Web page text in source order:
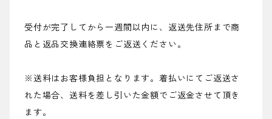
受付が完了してから一週間以内に、返送先住所まで商
品と返品交換連絡票をご返送ください。
※送料はお客様負担となります。着払いにてご返送さ
れた場合、送料を差し引いた金額でご返金させて頂き
ます。